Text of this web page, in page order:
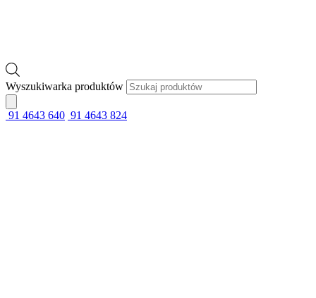
Wyszukiwarka produktów
91 4643 640 91 4643 824